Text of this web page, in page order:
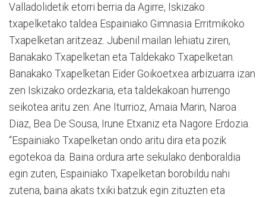
Valladolidetik etorri berria da Agirre, Iskizako
txapelketako taldea Espainiako Gimnasia Erritmikoko
Txapelketan aritzeaz. Jubenil mailan lehiatu ziren,
Banakako Txapelketan eta Taldekako Txapelketan.
Banakako Txapelketan Eider Goikoetxea arbizuarra izan
zen Iskizako ordezkaria, eta taldekakoan hurrengo
seikotea aritu zen: Ane Iturrioz, Amaia Marin, Naroa
Diaz, Bea De Sousa, Irune Etxaniz eta Nagore Erdozia.
“Espainiako Txapelketan ondo aritu dira eta pozik
egotekoa da. Baina ordura arte sekulako denboraldia
egin zuten, Espainiako Txapelketan borobildu nahi
zutena, baina akats txiki batzuk egin zituzten eta